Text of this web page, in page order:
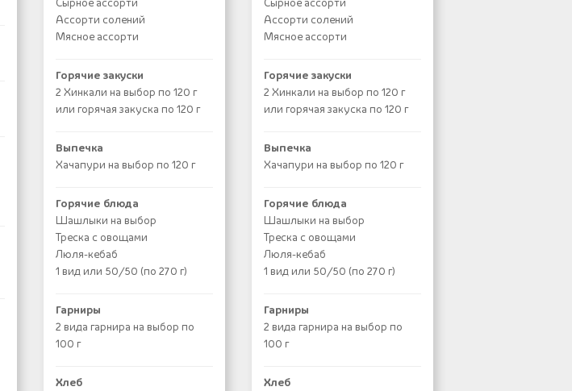
Сырное ассорти
Ассорти солений
Мясное ассорти
Горячие закуски
2 Хинкали на выбор по 120 г
или горячая закуска по 120 г
Выпечка
Хачапури на выбор по 120 г
Горячие блюда
Шашлыки на выбор
Треска с овощами
Люля-кебаб
1 вид или 50/50 (по 270 г)
Гарниры
2 вида гарнира на выбор по
100 г
Хлеб
Сырное ассорти
Ассорти солений
Мясное ассорти
Горячие закуски
2 Хинкали на выбор по 120 г
или горячая закуска по 120 г
Выпечка
Хачапури на выбор по 120 г
Горячие блюда
Шашлыки на выбор
Треска с овощами
Люля-кебаб
1 вид или 50/50 (по 270 г)
Гарниры
2 вида гарнира на выбор по
100 г
Хлеб